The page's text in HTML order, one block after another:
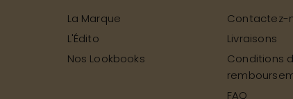
La Marque
L'Édito
Nos Lookbooks
Contactez-
Livraisons
Conditions
FAQ